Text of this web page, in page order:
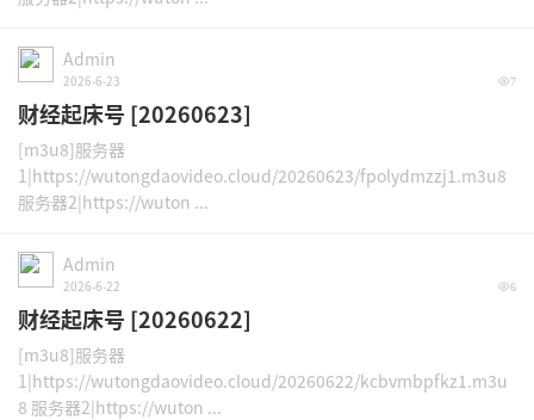
Admin
2026-6-23 7
财经起床号 [20260623]
[m3u8]服务器
1|https://wutongdaovideo.cloud/20260623/fpolydmzzj1.m3u8
服务器2|https://wuton ...
Admin
2026-6-22 6
财经起床号 [20260622]
[m3u8]服务器
1|https://wutongdaovideo.cloud/20260622/kcbvmbpfkz1.m3u
8 服务器2|https://wuton ...